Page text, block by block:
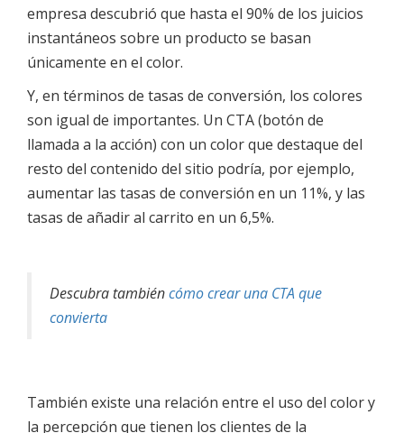
empresa descubrió que hasta el 90% de los juicios
instantáneos sobre un producto se basan
únicamente en el color.
Y, en términos de tasas de conversión, los colores
son igual de importantes. Un CTA (botón de
llamada a la acción) con un color que destaque del
resto del contenido del sitio podría, por ejemplo,
aumentar las tasas de conversión en un 11%, y las
tasas de añadir al carrito en un 6,5%.
Descubra tambiéncómo crear una CTA que
convierta
También existe una relación entre el uso del color y
la percepción que tienen los clientes de la